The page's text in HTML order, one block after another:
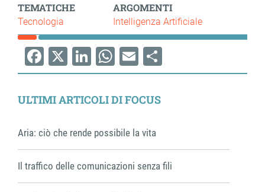
TEMATICHE
Tecnologia
ARGOMENTI
Intelligenza Artificiale
Facebook
X LinkedIn
WhatsApp
EmailShare
ULTIMI ARTICOLI DI FOCUS
Aria: ciò che rende possibile la vita
Il traffico delle comunicazioni senza fili